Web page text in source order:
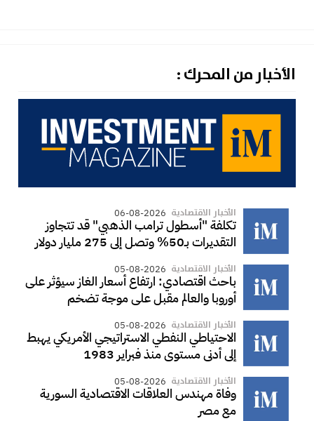
الأخبار من المحرك :
الأخبار الاقتصادية 06-08-2026
تكلفة "أسطول ترامب الذهبي" قد تتجاوز
التقديرات بـ50% وتصل إلى 275 مليار دولار
الأخبار الاقتصادية 05-08-2026
باحث اقتصادي: ارتفاع أسعار الغاز سيؤثر على
أوروبا والعالم مقبل على موجة تضخم
الأخبار الاقتصادية 05-08-2026
الاحتياطي النفطي الاستراتيجي الأمريكي يهبط
إلى أدنى مستوى منذ فبراير 1983
الأخبار الاقتصادية 05-08-2026
وفاة مهندس العلاقات الاقتصادية السورية
مع مصر